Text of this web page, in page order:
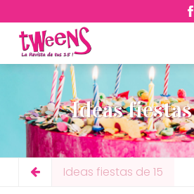
Ideas fiestas
Ideas fiestas de 15